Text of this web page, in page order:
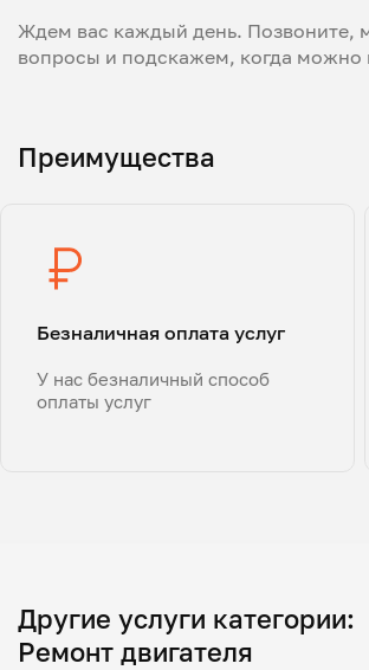
Ждем вас каждый день. Позвоните,
вопросы и подскажем, когда можно
Преимущества
Безналичная оплата услуг
У нас безналичный способ
оплаты услуг
Другие услуги категории:
Ремонт двигателя